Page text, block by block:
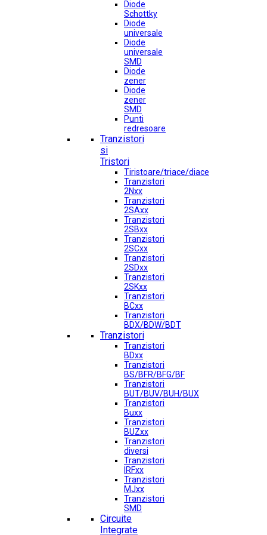
Diode
Schottky
Diode
universale
Diode
universale
SMD
Diode
zener
Diode
zener
SMD
Punti
redresoare
Tranzistori
si
Tristori
Tiristoare/triace/diace
Tranzistori
2Nxx
Tranzistori
2SAxx
Tranzistori
2SBxx
Tranzistori
2SCxx
Tranzistori
2SDxx
Tranzistori
2SKxx
Tranzistori
BCxx
Tranzistori
BDX/BDW/BDT
Tranzistori
Tranzistori
BDxx
Tranzistori
BS/BFR/BFG/BF
Tranzistori
BUT/BUV/BUH/BUX
Tranzistori
Buxx
Tranzistori
BUZxx
Tranzistori
diversi
Tranzistori
IRFxx
Tranzistori
MJxx
Tranzistori
SMD
Circuite
Integrate